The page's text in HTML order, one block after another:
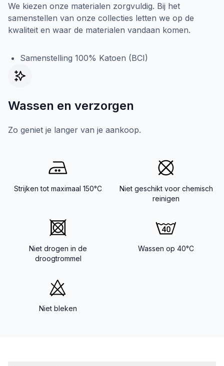
We kiezen onze materialen zorgvuldig. Bij het
samenstellen van onze collecties letten we op de
kwaliteit en waar de materialen vandaan komen.
Samenstelling 100% Katoen (BCI)
Wassen en verzorgen
Zo geniet je langer van je aankoop.
Strijken tot maximaal 150°C
Niet geschikt voor chemisch
reinigen
Niet drogen in de
droogtrommel
Wassen op 40°C
Niet bleken